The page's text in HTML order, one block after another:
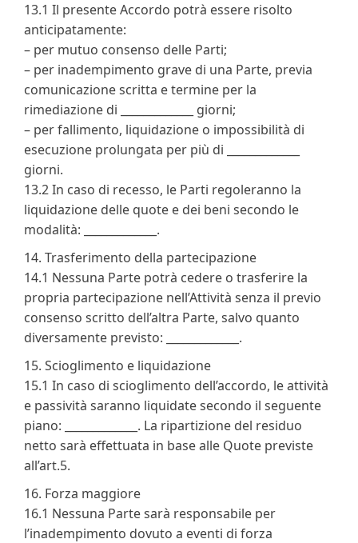
13.1 Il presente Accordo potrà essere risolto
anticipatamente:
– per mutuo consenso delle Parti;
– per inadempimento grave di una Parte, previa
comunicazione scritta e termine per la
rimediazione di _____________ giorni;
– per fallimento, liquidazione o impossibilità di
esecuzione prolungata per più di _____________
giorni.
13.2 In caso di recesso, le Parti regoleranno la
liquidazione delle quote e dei beni secondo le
modalità: _____________.
14. Trasferimento della partecipazione
14.1 Nessuna Parte potrà cedere o trasferire la
propria partecipazione nell’Attività senza il previo
consenso scritto dell’altra Parte, salvo quanto
diversamente previsto: _____________.
15. Scioglimento e liquidazione
15.1 In caso di scioglimento dell’accordo, le attività
e passività saranno liquidate secondo il seguente
piano: _____________. La ripartizione del residuo
netto sarà effettuata in base alle Quote previste
all’art.5.
16. Forza maggiore
16.1 Nessuna Parte sarà responsabile per
l’inadempimento dovuto a eventi di forza